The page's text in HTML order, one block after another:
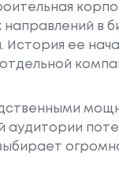
в
ее
аудитории